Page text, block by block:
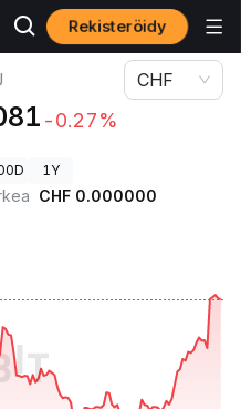
Rekisteröidy
-0.27%
CHF
1Y
CHF 0.000000